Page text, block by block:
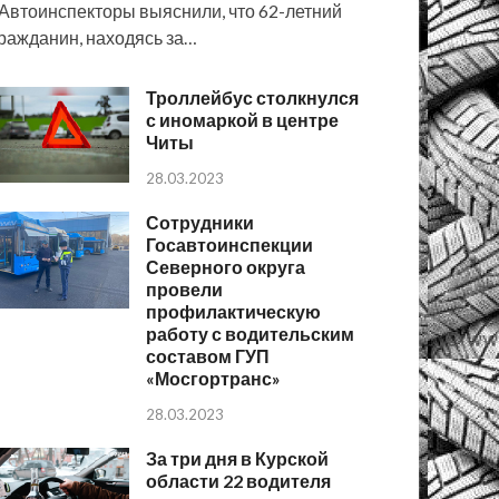
выяснили, что 62-летний
находясь за…
Троллейбус столкнулся
с иномаркой в центре
Читы
28.03.2023
Сотрудники
Госавтоинспекции
Северного округа
провели
профилактическую
работу с водительским
составом ГУП
«Мосгортранс»
28.03.2023
За три дня в Курской
области 22 водителя